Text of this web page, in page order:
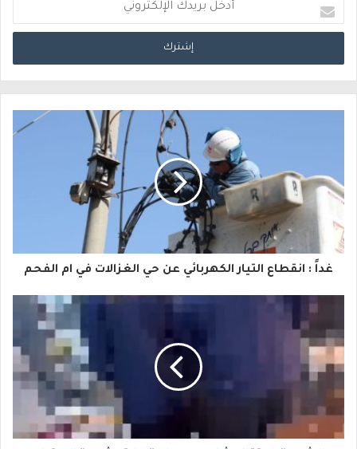
د
خ
د
ك
ا
ل
ك
ت
ر
غداً : انقطاع التيار الكهربائي عن حي الغزالات في ام الفحم